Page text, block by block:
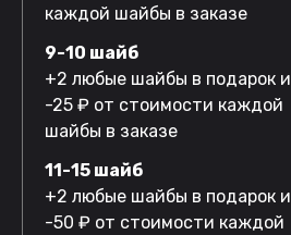
каждой шайбы в заказе
9-10 шайб
+2 любые шайбы в подарок и
-25 ₽ от стоимости каждой
шайбы в заказе
11-15 шайб
+2 любые шайбы в подарок и
-50 ₽ от стоимости каждой